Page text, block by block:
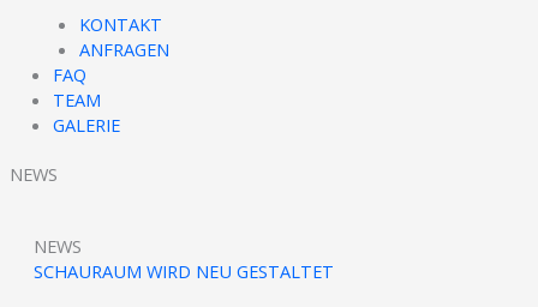
KONTAKT
ANFRAGEN
FAQ
TEAM
GALERIE
NEWS
NEWS
SCHAURAUM WIRD NEU GESTALTET